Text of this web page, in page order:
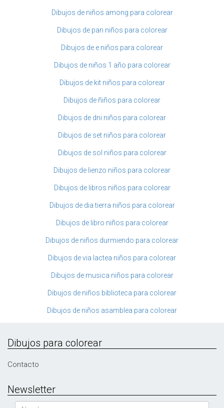
Dibujos de niños among para colorear
Dibujos de pan niños para colorear
Dibujos de e niños para colorear
Dibujos de niños 1 año para colorear
Dibujos de kit niños para colorear
Dibujos de ñiños para colorear
Dibujos de dni niños para colorear
Dibujos de set niños para colorear
Dibujos de sol niños para colorear
Dibujos de lienzo niños para colorear
Dibujos de libros niños para colorear
Dibujos de dia tierra niños para colorear
Dibujos de libro niños para colorear
Dibujos de niños durmiendo para colorear
Dibujos de via lactea niños para colorear
Dibujos de musica niños para colorear
Dibujos de niños biblioteca para colorear
Dibujos de niños asamblea para colorear
Dibujos para colorear
Contacto
Newsletter